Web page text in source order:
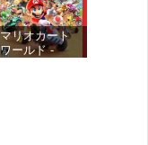
価格：¥10,737
マリオカート
ワールド -